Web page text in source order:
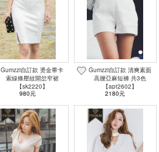
Gumzzi自訂款 燙金畢卡
索線條壓紋開岔窄裙
【sk2220】
980元
Gumzzi自訂款 清爽素面
高腰亞麻短褲 共3色
【apt2602】
2180元